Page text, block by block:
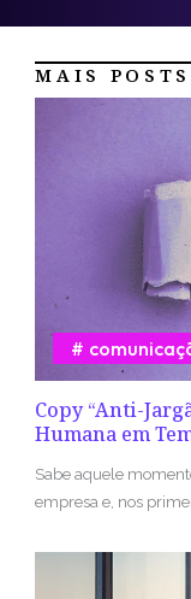
MAIS POSTS
Copy “Anti-
Humana em
Sabe aquele
empresa e, nos